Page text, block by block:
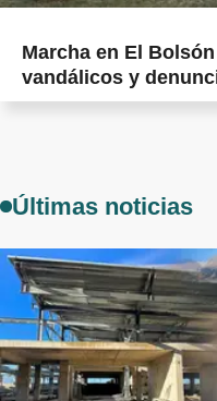
Marcha en El
vandálicos y
Últimas noticias